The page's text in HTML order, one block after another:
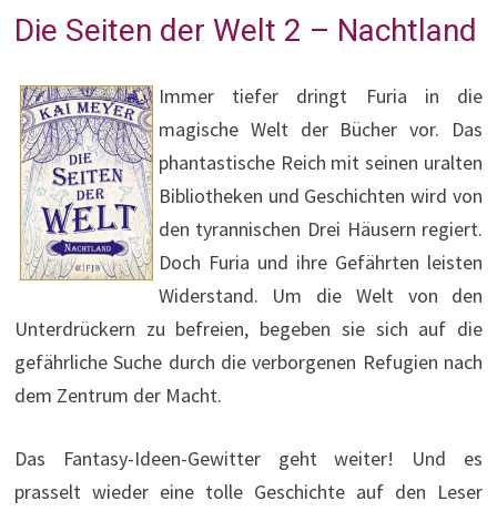
Die Seiten der Welt 2 – Nachtland
Immer tiefer dringt Furia in die
magische Welt der Bücher vor. Das
phantastische Reich mit seinen uralten
Bibliotheken und Geschichten wird von
den tyrannischen Drei Häusern regiert.
Doch Furia und ihre Gefährten leisten
Widerstand. Um die Welt von den
Unterdrückern zu befreien, begeben sie sich auf die
gefährliche Suche durch die verborgenen Refugien nach
dem Zentrum der Macht.
Das Fantasy-Ideen-Gewitter geht weiter! Und es
prasselt wieder eine tolle Geschichte auf den Leser